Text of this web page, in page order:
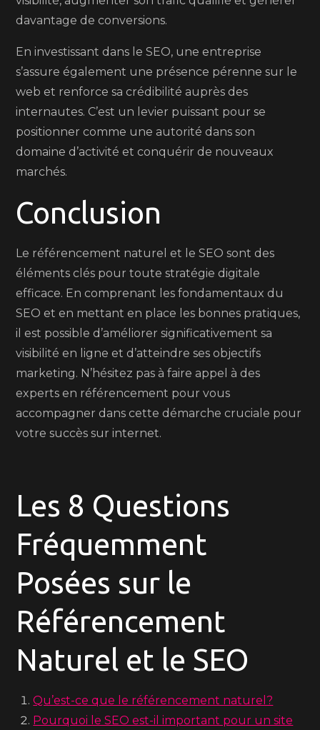
davantage de conversions.
En investissant dans le SEO, une entreprise
s’assure également une présence pérenne sur le
web et renforce sa crédibilité auprès des
internautes. C’est un levier puissant pour se
positionner comme une autorité dans son
domaine d’activité et conquérir de nouveaux
marchés.
Conclusion
Le référencement naturel et le SEO sont des
éléments clés pour toute stratégie digitale
efficace. En comprenant les fondamentaux du
SEO et en mettant en place les bonnes pratiques,
il est possible d’améliorer significativement sa
visibilité en ligne et d’atteindre ses objectifs
marketing. N’hésitez pas à faire appel à des
experts en référencement pour vous
accompagner dans cette démarche cruciale pour
votre succès sur internet.
Les 8 Questions
Fréquemment
Posées sur le
Référencement
Naturel et le SEO
Qu’est-ce que le référencement naturel?
Pourquoi le SEO est-il important pour un site